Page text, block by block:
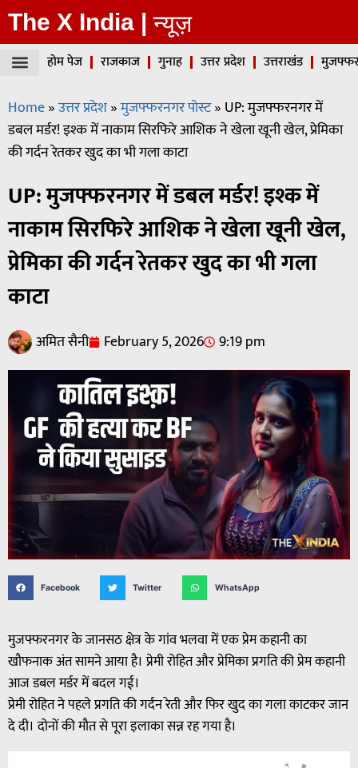
The X India | न्यूज़
होम पेज राजकाज गुनाह उत्तर प्रदेश उत्तराखंड
Home»उत्तर प्रदेश»मुजफ्फरनगर पोस्ट» UP: मुजफ्फरनगर में
डबल मर्डर! इश्क में नाकाम सिरफिरे आशिक ने खेला खूनी खेल, प्रेमिका
की गर्दन रेतकर खुद का भी गला काटा
UP: मुजफ्फरनगर में डबल मर्डर! इश्क में
नाकाम सिरफिरे आशिक ने खेला खूनी खेल,
प्रेमिका की गर्दन रेतकर खुद का भी गला
काटा
अमित सैनी February 5, 2026 9:19 pm
Facebook Twitter WhatsApp
मुजफ्फरनगर के जानसठ क्षेत्र के गांव भलवा में एक प्रेम कहानी का
खौफनाक अंत सामने आया है। प्रेमी रोहित और प्रेमिका प्रगति की प्रेम कहानी
आज डबल मर्डर में बदल गई।
प्रेमी रोहित ने पहले प्रगति की गर्दन रेती और फिर खुद का गला काटकर जान
दे दी। दोनों की मौत से पूरा इलाका सन्न रह गया है।